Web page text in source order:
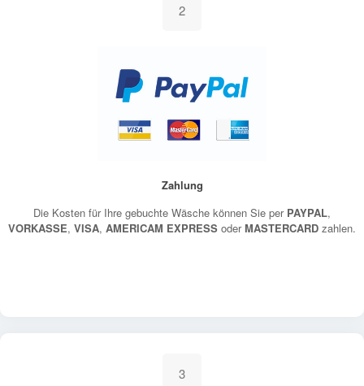
2
Zahlung
Die Kosten für Ihre gebuchte Wäsche können Sie per PAYPAL,
VORKASSE, VISA, AMERICAM EXPRESS oderMASTERCARD zahlen.
3